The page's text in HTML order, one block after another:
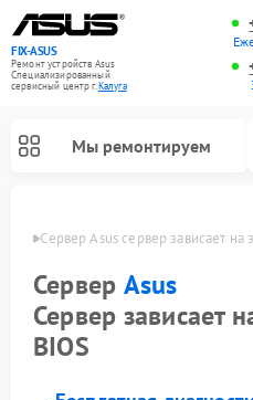
FIX-ASUS
Ремонт устройств Asus
Специализированный
cервисный центр г.Калуга
Мы ремонтируем
Сервер Asus сервер зависает на
Сервер Asus
Сервер зависает
BIOS